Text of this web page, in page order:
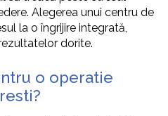
Alegerea unui centru de
la o îngrijire integrată,
dorite.
o operatie